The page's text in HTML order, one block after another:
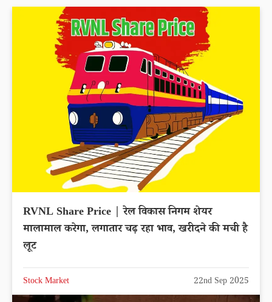
RVNL Share Price | रेल विकास निगम शेयर
मालामाल करेगा, लगातार चढ़ रहा भाव, खरीदने की मची है
लूट
Stock Market 22nd Sep 2025